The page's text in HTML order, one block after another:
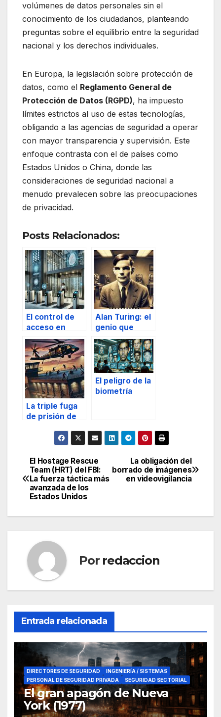
volúmenes de datos personales sin el
conocimiento de los ciudadanos, planteando
preguntas sobre el equilibrio entre la seguridad
nacional y los derechos individuales.
En Europa, la legislación sobre protección de
datos, como el Reglamento General de
Protección de Datos (RGPD), ha impuesto
límites estrictos al uso de estas tecnologías,
obligando a las agencias de seguridad a operar
con mayor transparencia y supervisión. Este
enfoque contrasta con el de países como
Estados Unidos o China, donde las
consideraciones de seguridad nacional a
menudo prevalecen sobre las preocupaciones
de privacidad.
Posts Relacionados:
El control de
acceso en
edificios
Alan Turing: el
genio que
ganó una
guerra
La triple fuga
de prisión de
El peligro de la
biometría
criminales
Navegación
de
La obligación del
borrado de imágenes
en videovigilancia
El Hostage Rescue
Team (HRT) del FBI:
La fuerza táctica más
avanzada de los
Estados Unidos
Por redaccion
Entrada relacionada
DIRECTORES DE SEGURIDAD
INGENIERÍA / SISTEMAS
PERSONAL DE SEGURIDAD PRIVADA
SEGURIDAD SECTORIAL
El gran apagón de Nueva
York (1977)